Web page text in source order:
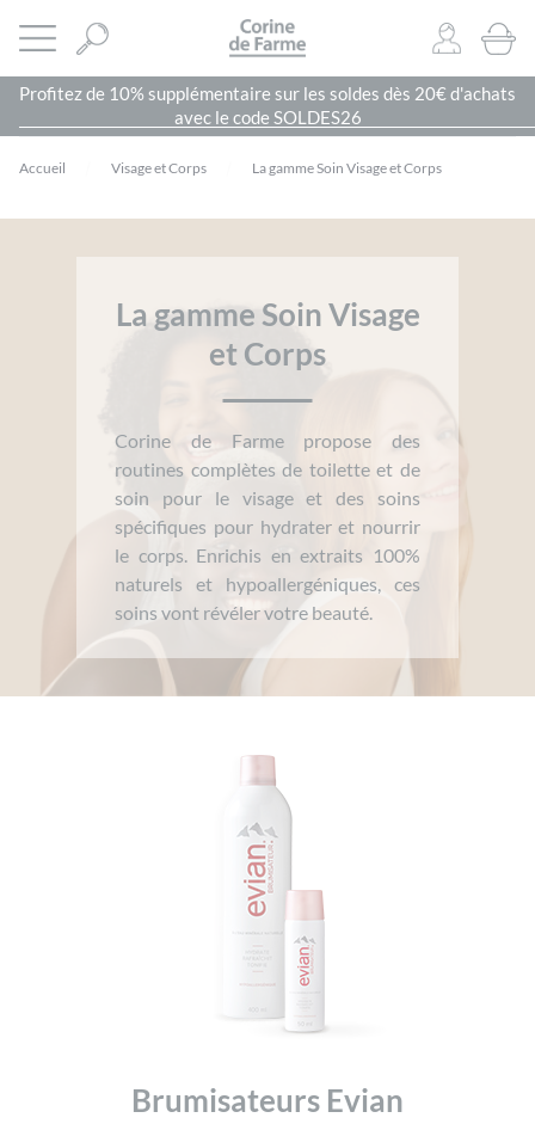
Ouvrir le menu CORINE DE FARME SITE OFFICIEL
0
Profitez de 10% supplémentaire sur les soldes dès 20€ d'achats
avec le code SOLDES26
Accueil Visage et Corps La gamme Soin Visage et Corps
La gamme Soin Visage
et Corps
Corine de Farme propose des
routines complètes de toilette et de
soin pour le visage et des soins
spécifiques pour hydrater et nourrir
le corps. Enrichis en extraits 100%
naturels et hypoallergéniques, ces
soins vont révéler votre beauté.
Brumisateurs Evian